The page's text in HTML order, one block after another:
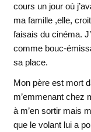
cours un jour où
ma famille ,elle,
faisais du cinéma.
comme bouc-
sa place.
Mon père est mort
m’emmenant chez
à m’en sortir mais
que le volant lui a